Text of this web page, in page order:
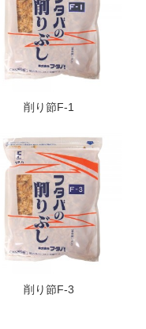
削り節F-1
削り節F-3